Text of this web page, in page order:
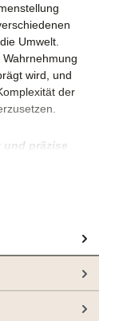
Umwelt.
wird, und
der
präzise
Arbeiten
bei